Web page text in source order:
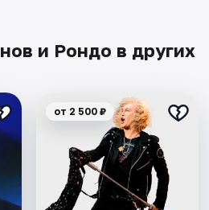
и Рондо в других
от 2 500 ₽